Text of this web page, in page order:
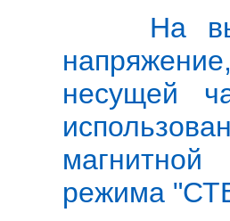
На
несущей
режима